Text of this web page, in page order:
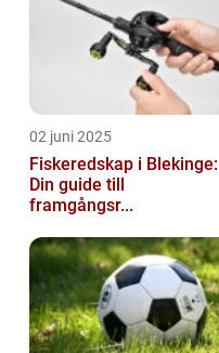
02 juni 2025
Fiskeredskap i Blekinge:
Din guide till
framgångsr...